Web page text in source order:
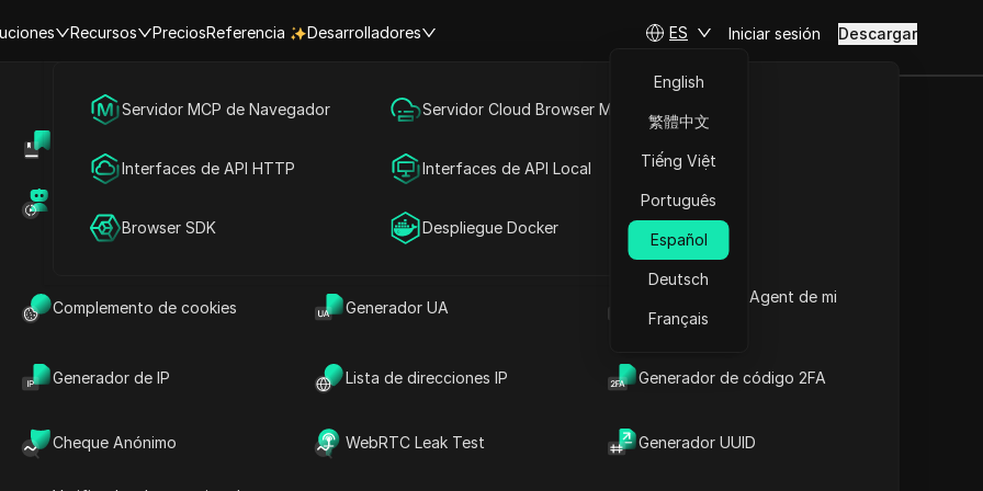
Marketing en redes sociales
Publicidad
Compartir cuenta
Recursos
Complemento de cookies Generador UA
Cuál es el User Agent de mi
navegador
Generador de IP Lista de direcciones IP Generador de código 2FA
Cheque Anónimo WebRTC Leak Test Generador UUID
PreciosReferencia Desarrolladores
Servidor MCP de Navegador Servidor Cloud Browser MCP
Interfaces de API HTTP Interfaces de API Local
Browser SDK Despliegue Docker
ES
English
繁體中文
Tiếng Việt
Português
Español
Deutsch
Français
Iniciar sesión Descargar
Hacer preguntas
Abrir en ChatGPT
Abrir en Claude
Hacer preguntas sobre esta página
proxy de élite versátil y